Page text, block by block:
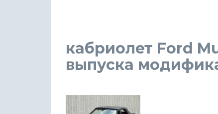
кабриолет Ford
выпуска